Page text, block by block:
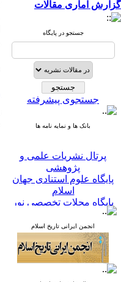
گزارش آماری مقالات
جستجو در پایگاه
جستجوی پیشرفته
بانک ها و نمایه نامه ها
پرتال نشریات علمی و
پژوهشی
پایگاه علوم استنادی جهان
اسلام
پایگاه مجلات تخصصی نور
پایگاه مرکز اطلاعات جهاد
دانشگاهی
پرتال جامع علوم انسانی
بانک اطلاعات نشریات
کشور
انجمن ایرانی تاریخ اسلام